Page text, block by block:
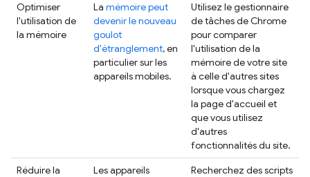
Optimiser
l'utilisation de
la mémoire
La mémoire peut
devenir le nouveau
goulot
d'étranglement, en
particulier sur les
appareils mobiles.
Utilisez le gestionnaire
de tâches de Chrome
pour comparer
l'utilisation de la
mémoire de votre site
à celle d'autres sites
lorsque vous chargez
la page d'accueil et
que vous utilisez
d'autres
fonctionnalités du site.
Réduire la
Les appareils
Recherchez des scripts